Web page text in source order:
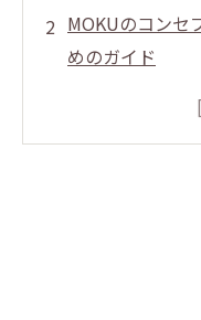
MOKUのコンセ
めのガイド
緊張緩和のため